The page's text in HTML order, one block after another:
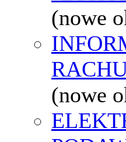
(nowe
(nowe